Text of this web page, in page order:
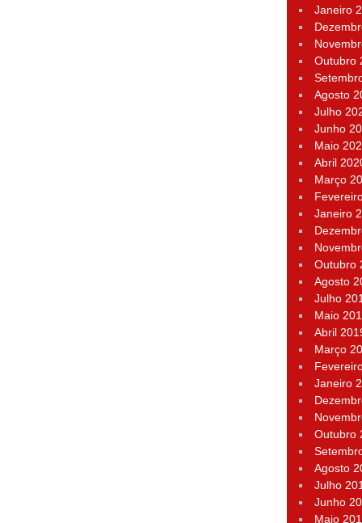
Janeiro
Outubro
Agosto
Julho
Junho
Maio
Abril
Março
Janeiro
Outubro
Agosto
Julho
Maio
Abril
Março
Janeiro
Outubro
Agosto
Julho
Junho
Maio